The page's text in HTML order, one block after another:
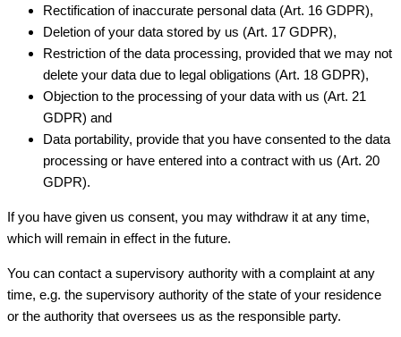
Rectification of inaccurate personal data (Art. 16 GDPR),
Deletion of your data stored by us (Art. 17 GDPR),
Restriction of the data processing, provided that we may not
delete your data due to legal obligations (Art. 18 GDPR),
Objection to the processing of your data with us (Art. 21
GDPR) and
Data portability, provide that you have consented to the data
processing or have entered into a contract with us (Art. 20
GDPR).
If you have given us consent, you may withdraw it at any time,
which will remain in effect in the future.
You can contact a supervisory authority with a complaint at any
time, e.g. the supervisory authority of the state of your residence
or the authority that oversees us as the responsible party.